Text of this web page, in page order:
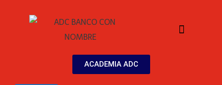
ACADEMIA ADC